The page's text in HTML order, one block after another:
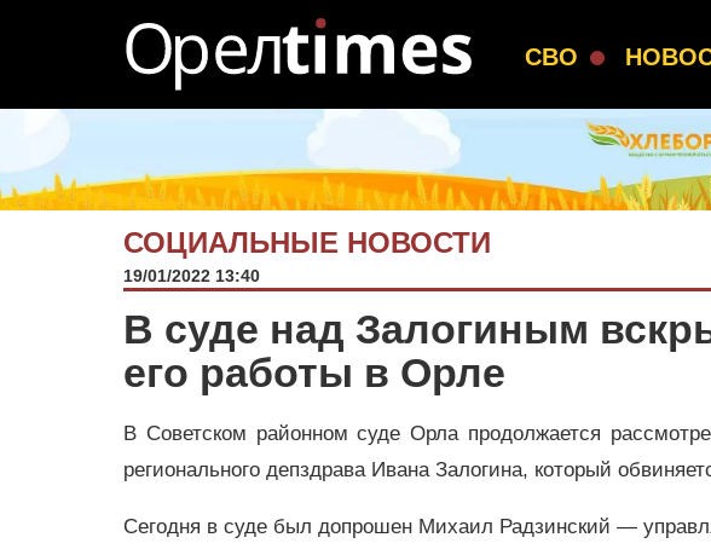
СВО
СОЦИАЛЬНЫЕ НОВОСТИ
19/01/2022 13:40
В суде над Залогиным
его работы в Орле
В Советском районном суде Орла продолжается
регионального депздрава Ивана Залогина, который
Сегодня в суде был допрошен Михаил Радзинский —